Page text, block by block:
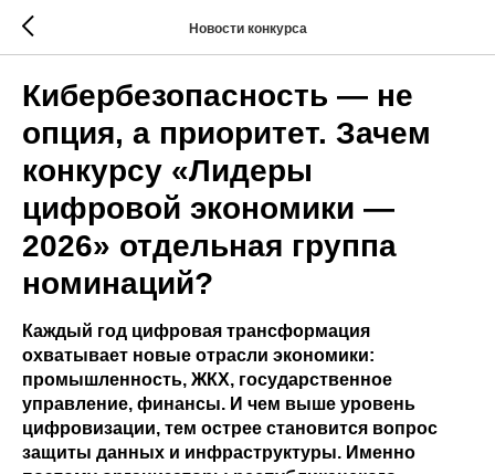
Новости конкурса
Кибербезопасность — не
опция, а приоритет. Зачем
конкурсу «Лидеры
цифровой экономики —
2026» отдельная группа
номинаций?
Каждый год цифровая трансформация
охватывает новые отрасли экономики:
промышленность, ЖКХ, государственное
управление, финансы. И чем выше уровень
цифровизации, тем острее становится вопрос
защиты данных и инфраструктуры. Именно